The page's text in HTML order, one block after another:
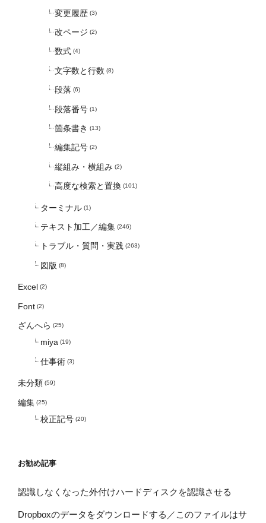
変更履歴 (3)
改ページ (2)
数式 (4)
文字数と行数 (8)
段落 (6)
段落番号 (1)
箇条書き (13)
編集記号 (2)
縦組み・横組み (2)
高度な検索と置換 (101)
ターミナル (1)
テキスト加工／編集 (246)
トラブル・質問・実践 (263)
図版 (8)
Excel (2)
Font (2)
ざんへら (25)
miya (19)
仕事術 (3)
未分類 (59)
編集 (25)
校正記号 (20)
お勧め記事
認識しなくなった外付けハードディスクを認識させる
Dropboxのデータをダウンロードする／このファイルはサ